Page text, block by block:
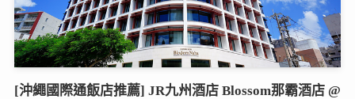
[沖繩國際通飯店推薦] JR九州酒店 Blossom那霸酒店 @